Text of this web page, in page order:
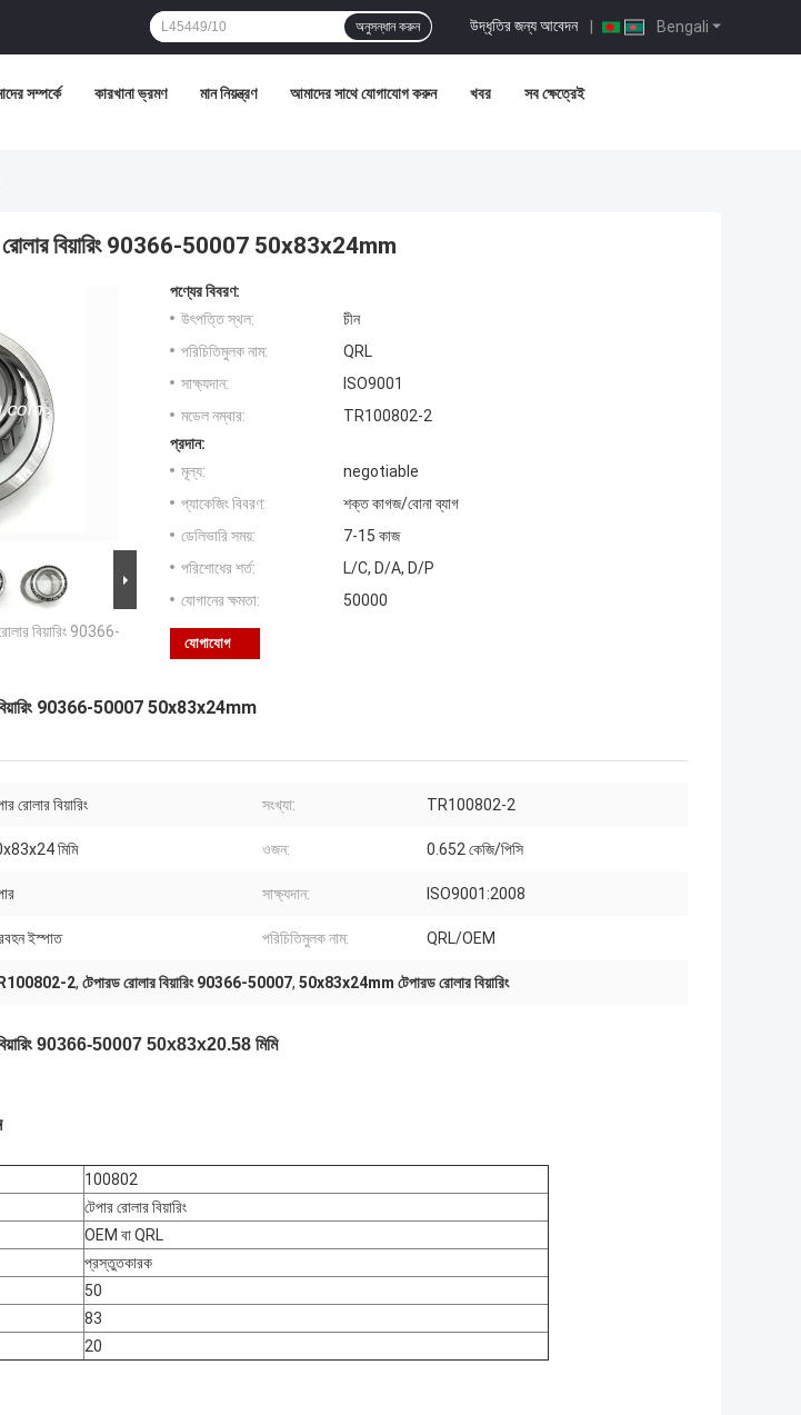
Bengali
উদ্ধৃতির জন্য আবেদন |
অনুসন্ধান করুন
সম্পর্কে কারখানা ভ্রমণ মান নিয়ন্ত্রণ আমাদের সাথে যোগাযোগ করুন খবর সব ক্ষেত্রেই
বিয়ারিং 90366-50007 50x83x24mm
বিয়ারিং 90366-
পণ্যের বিবরণ:
উৎপত্তি স্থল:
চীন
পরিচিতিমুলক নাম:
QRL
সাক্ষ্যদান:
ISO9001
মডেল নম্বার:
TR100802-2
প্রদান:
মূল্য:
negotiable
প্যাকেজিং বিবরণ:
শক্ত কাগজ/বোনা ব্যাগ
ডেলিভারি সময়:
7-15 কাজ
পরিশোধের শর্ত:
L/C, D/A, D/P
যোগানের ক্ষমতা:
50000
যোগাযোগ
90366-50007 50x83x24mm
রোলার বিয়ারিং সংখ্যা: TR100802-2
মিমি ওজন: 0.652 কেজি/পিসি
সাক্ষ্যদান: ISO9001:2008
ইস্পাত পরিচিতিমুলক নাম: QRL/OEM
2, টেপারড রোলার বিয়ারিং 90366-50007, 50x83x24mm টেপারড রোলার বিয়ারিং
90366-50007 50x83x20.58 মিমি
100802
টেপার রোলার বিয়ারিং
OEM বা QRL
প্রস্তুতকারক
50
83
20